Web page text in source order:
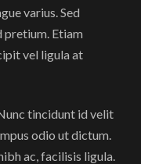
varius. Sed
pretium. Etiam
vel ligula at
tincidunt id velit
odio ut dictum.
ac, facilisis ligula.